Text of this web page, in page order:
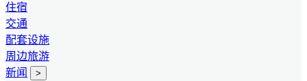
住宿
交通
配套设施
周边旅游
新闻
>